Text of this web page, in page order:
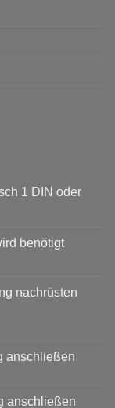
1 DIN oder
benötigt
nachrüsten
anschließen
anschließen